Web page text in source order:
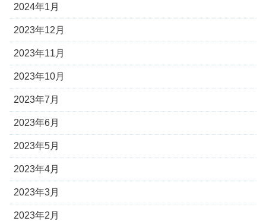
2024年1月
2023年12月
2023年11月
2023年10月
2023年7月
2023年6月
2023年5月
2023年4月
2023年3月
2023年2月